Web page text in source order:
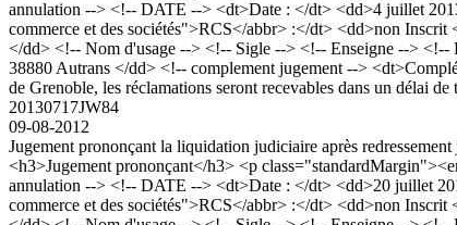
annulation --> <!-- DATE --> <dt>Date : </dt> <dd>4 juillet
commerce et des sociétés">RCS</abbr> :</dt> <dd>non
</dd> <!-- Nom d'usage --> <!-- Sigle --> <!-- Enseigne -->
38880 Autrans </dd> <!-- complement jugement -->
de Grenoble, les réclamations seront recevables dans un délai
20130717JW84
09-08-2012
Jugement prononçant la liquidation judiciaire après
<h3>Jugement prononçant</h3> <p
annulation --> <!-- DATE --> <dt>Date : </dt> <dd>20 juillet
commerce et des sociétés">RCS</abbr> :</dt> <dd>non